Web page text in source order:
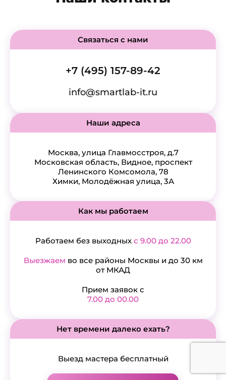
Связаться с нами
+7 (495) 157-89-42
info@smartlab-it.ru
Наши адреса
Москва, улица Главмосстроя, д.7
Московская область, Видное, проспект
Ленинского Комсомола, 78
Химки, Молодёжная улица, 3А
Как мы работаем
Работаем без выходных с 9.00 до 22.00
Выезжаем во все районы Москвы и до 30 км
от МКАД
Прием заявок с
7.00 до 00.00
Нет времени далеко ехать?
Выезд мастера бесплатный